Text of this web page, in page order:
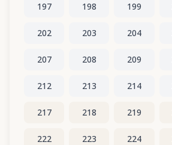
197
198 199
202 203 204
207 208 209
212 213 214
217 218 219
222 223 224